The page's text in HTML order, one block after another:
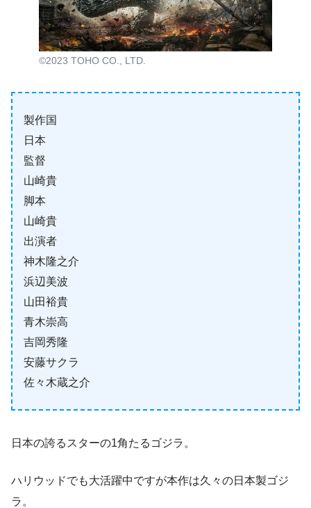
©2023 TOHO CO., LTD.
製作国
日本
監督
山崎貴
脚本
山崎貴
出演者
神木隆之介
浜辺美波
山田裕貴
青木崇高
吉岡秀隆
安藤サクラ
佐々木蔵之介
日本の誇るスターの1角たるゴジラ。
ハリウッドでも大活躍中ですが本作は久々の日本製ゴジ
ラ。